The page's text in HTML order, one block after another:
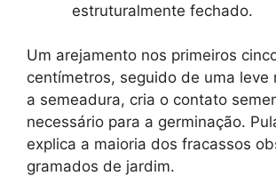
estruturalmente fechado.
Um arejamento nos primeiros
centímetros, seguido de uma leve
a semeadura, cria o contato
necessário para a germinação.
explica a maioria dos fracassos
gramados de jardim.